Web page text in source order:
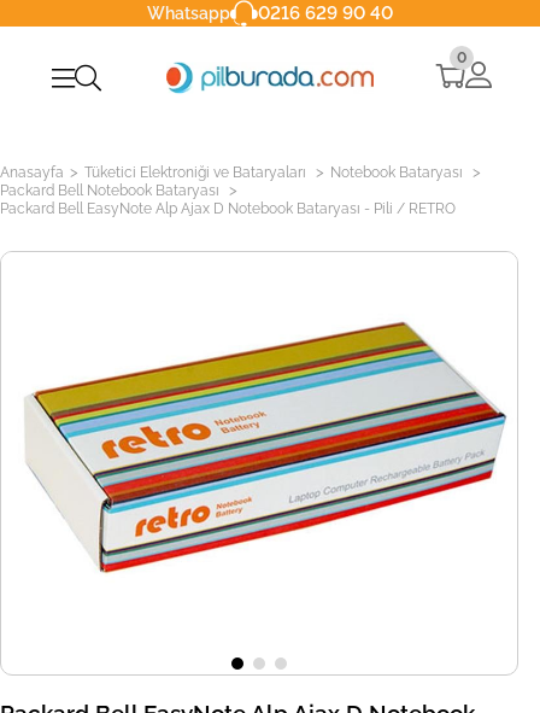
Whatsapp 0216 629 90 40
0
Anasayfa > Tüketici Elektroniği ve Bataryaları > Notebook Bataryası >
Packard Bell Notebook Bataryası >
Packard Bell EasyNote Alp Ajax D Notebook Bataryası - Pili / RETRO